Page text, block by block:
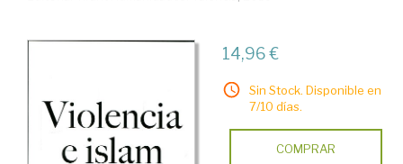
14,96 €
Sin Stock. Disponible en
7/10 días.
COMPRAR